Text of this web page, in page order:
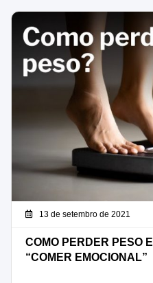
13 de setembro de 2021
COMO PERDER PESO
“COMER EMOCIONAL”